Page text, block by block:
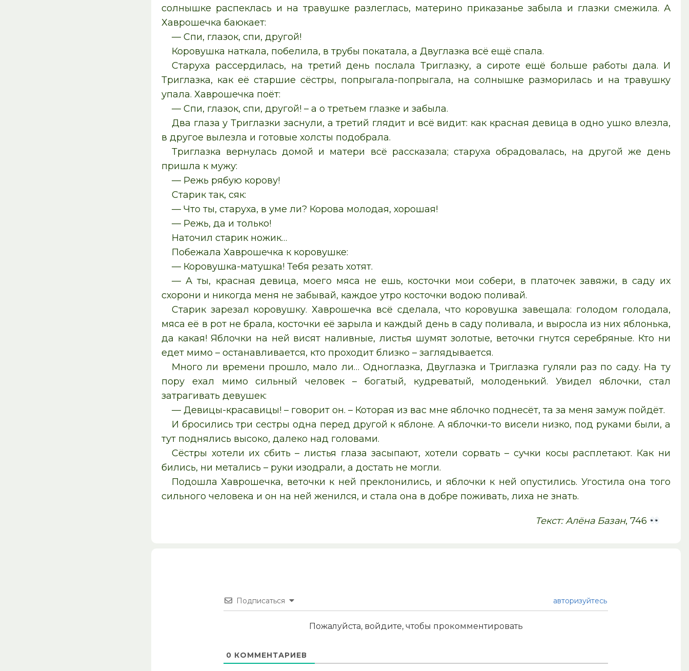
солнышке распеклась и на травушке разлеглась, материно приказанье забыла и глазки смежила. А
Хаврошечка баюкает:
— Спи, глазок, спи, другой!
Коровушка наткала, побелила, в трубы покатала, а Двуглазка всё ещё спала.
Старуха рассердилась, на третий день послала Триглазку, а сироте ещё больше работы дала. И
Триглазка, как её старшие сёстры, попрыгала-попрыгала, на солнышке разморилась и на травушку
упала. Хаврошечка поёт:
— Спи, глазок, спи, другой! – а о третьем глазке и забыла.
Два глаза у Триглазки заснули, а третий глядит и всё видит: как красная девица в одно ушко влезла,
в другое вылезла и готовые холсты подобрала.
Триглазка вернулась домой и матери всё рассказала; старуха обрадовалась, на другой же день
пришла к мужу:
— Режь рябую корову!
Старик так, сяк:
— Что ты, старуха, в уме ли? Корова молодая, хорошая!
— Режь, да и только!
Наточил старик ножик…
Побежала Хаврошечка к коровушке:
— Коровушка-матушка! Тебя резать хотят.
— А ты, красная девица, моего мяса не ешь, косточки мои собери, в платочек завяжи, в саду их
схорони и никогда меня не забывай, каждое утро косточки водою поливай.
Старик зарезал коровушку. Хаврошечка всё сделала, что коровушка завещала: голодом голодала,
мяса её в рот не брала, косточки её зарыла и каждый день в саду поливала, и выросла из них яблонька,
да какая! Яблочки на ней висят наливные, листья шумят золотые, веточки гнутся серебряные. Кто ни
едет мимо – останавливается, кто проходит близко – заглядывается.
Много ли времени прошло, мало ли… Одноглазка, Двуглазка и Триглазка гуляли раз по саду. На ту
пору ехал мимо сильный человек – богатый, кудреватый, молоденький. Увидел яблочки, стал
затрагивать девушек:
— Девицы-красавицы! – говорит он. – Которая из вас мне яблочко поднесёт, та за меня замуж пойдёт.
И бросились три сестры одна перед другой к яблоне. А яблочки-то висели низко, под руками были, а
тут поднялись высоко, далеко над головами.
Сёстры хотели их сбить – листья глаза засыпают, хотели сорвать – сучки косы расплетают. Как ни
бились, ни метались – руки изодрали, а достать не могли.
Подошла Хаврошечка, веточки к ней преклонились, и яблочки к ней опустились. Угостила она того
сильного человека и он на ней женился, и стала она в добре поживать, лиха не знать.
Текст: Алёна Базан, 746
Подписаться авторизуйтесь
Пожалуйста, войдите, чтобы прокомментировать
0 КОММЕНТАРИЕВ